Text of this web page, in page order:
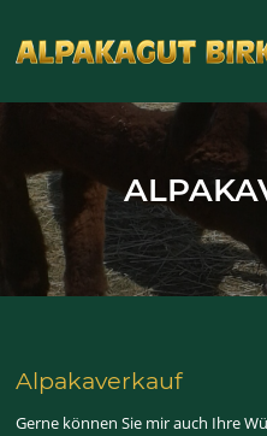
Inhalt
springen
Alpakaverkauf
Gerne können Sie mir auch Ihre